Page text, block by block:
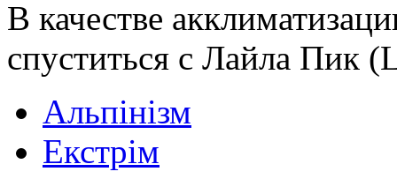
В качестве
спуститься с Лайла Пик
Альпінізм
Екстрім